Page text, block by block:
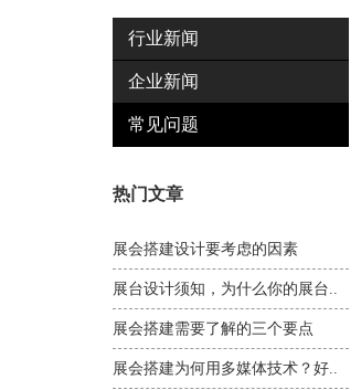
行业新闻
企业新闻
常见问题
热门文章
展会搭建设计要考虑的因素
展台设计须知，为什么你的展台..
展会搭建需要了解的三个要点
展会搭建为何用多媒体技术？好..